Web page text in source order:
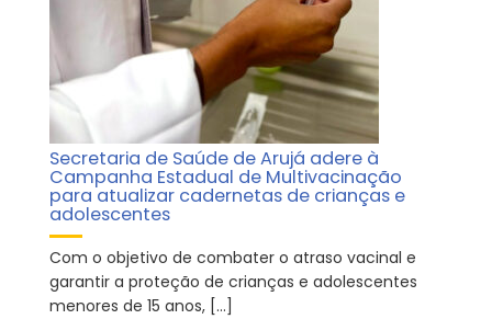
Secretaria de Saúde de Arujá adere à
Campanha Estadual de Multivacinação
para atualizar cadernetas de crianças e
adolescentes
Com o objetivo de combater o atraso vacinal e
garantir a proteção de crianças e adolescentes
menores de 15 anos, […]